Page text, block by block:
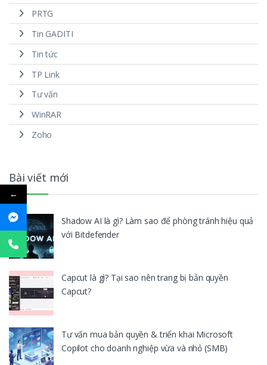
PRTG
Tin GADITI
Tin tức
TP Link
Tư vấn
WinRAR
Zoho
Bài viết mới
Shadow AI là gì? Làm sao để phòng tránh hiệu quả
với Bitdefender
Capcut là gì? Tại sao nên trang bị bản quyền
Capcut?
Tư vấn mua bản quyền & triển khai Microsoft
Copilot cho doanh nghiệp vừa và nhỏ (SMB)
←